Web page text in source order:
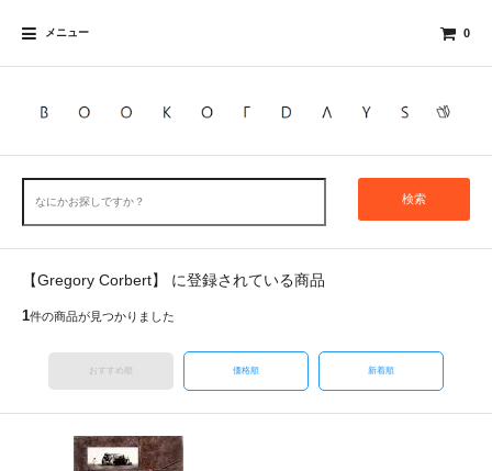
メニュー 0
検索
【Gregory Corbert】 に登録されている商品
1件の商品が見つかりました
おすすめ順 価格順 新着順